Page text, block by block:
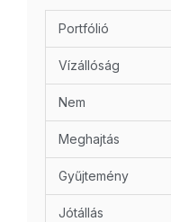
Portfólió
Vízállóság
Nem
Meghajtás
Gyűjtemény
Jótállás